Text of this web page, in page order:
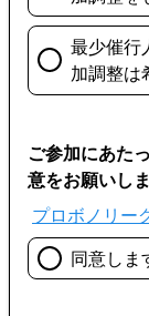
最少催行
加調整は
ご参加にあた
意をお願いしま
プロボノリー
同意しま